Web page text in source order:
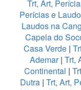
Trt, Art,
Perícias e
Laudos na
Capela do
Casa Verde |
Ademar| Trt,
Continental |
Dutra | Trt, Art,